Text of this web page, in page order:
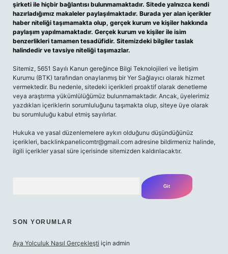
şirketi ile hiçbir bağlantısı bulunmamaktadır. Sitede yalnızca kendi
hazırladığımız makaleler paylaşılmaktadır. Burada yer alan içerikler
haber niteliği taşımamakta olup, gerçek kurum ve kişiler hakkında
paylaşım yapılmamaktadır. Gerçek kurum ve kişiler ile isim
benzerlikleri tamamen tesadüfidir. Sitemizdeki bilgiler taslak
halindedir ve tavsiye niteliği taşımazlar.
Sitemiz, 5651 Sayılı Kanun gereğince Bilgi Teknolojileri ve İletişim
Kurumu (BTK) tarafından onaylanmış bir Yer Sağlayıcı olarak hizmet
vermektedir. Bu nedenle, sitedeki içerikleri proaktif olarak denetleme
veya araştırma yükümlülüğümüz bulunmamaktadır. Ancak, üyelerimiz
yazdıkları içeriklerin sorumluluğunu taşımakta olup, siteye üye olarak
bu sorumluluğu kabul etmiş sayılırlar.
Hukuka ve yasal düzenlemelere aykırı olduğunu düşündüğünüz
içerikleri, backlinkpanelicomtr@gmail.com adresine bildirmeniz halinde,
ilgili içerikler yasal süre içerisinde sitemizden kaldırılacaktır.
SON YORUMLAR
Aya Yolculuk Nasıl Gerçekleşti için admin